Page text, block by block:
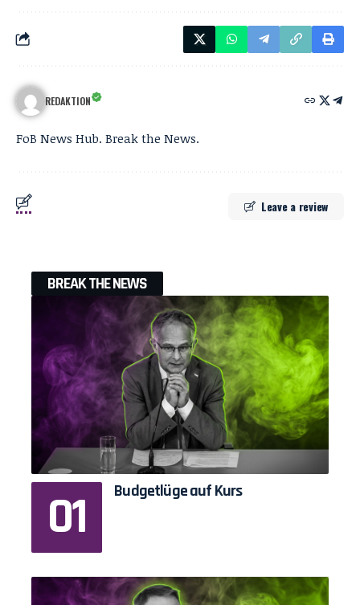
REDAKTION
FoB News Hub. Break the News.
Leave a review
BREAK THE NEWS
Budgetlüge auf Kurs